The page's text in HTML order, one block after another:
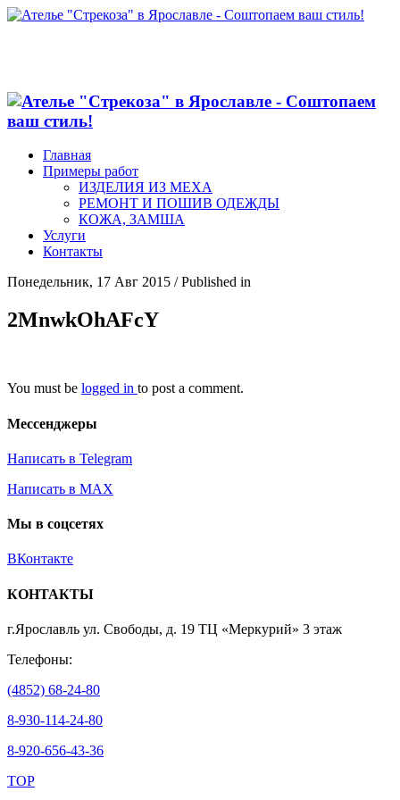
Главная
Примеры работ
ИЗДЕЛИЯ ИЗ МЕХА
РЕМОНТ И ПОШИВ ОДЕЖДЫ
КОЖА, ЗАМША
Услуги
Контакты
Понедельник, 17 Авг 2015 /Published in
2MnwkOhAFcY
You must be logged in to post a comment.
Мессенджеры
Написать в Telegram
Написать в MAX
Мы в соцсетях
ВКонтакте
КОНТАКТЫ
г.Ярославль ул. Свободы, д. 19 ТЦ «Меркурий» 3 этаж
Телефоны:
(4852) 68-24-80
8-930-114-24-80
8-920-656-43-36
TOP